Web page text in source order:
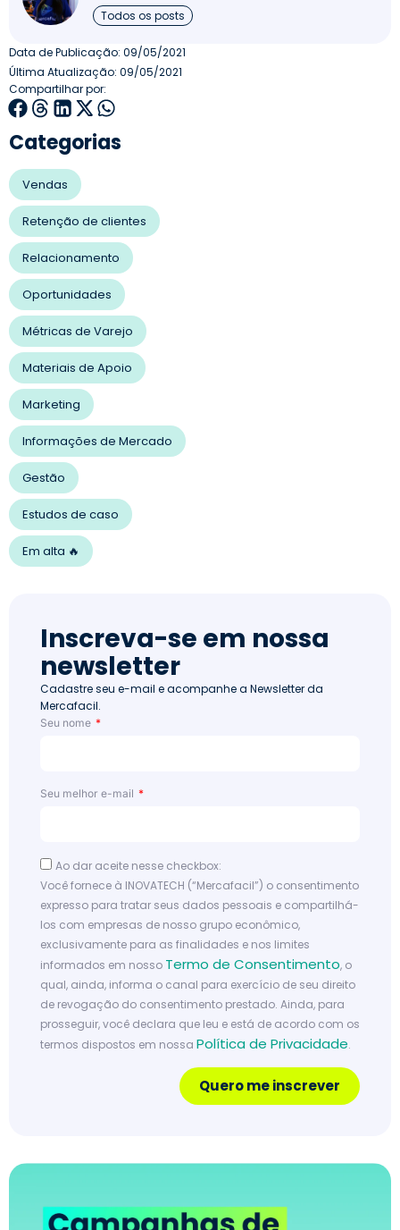
Todos os posts
Data de Publicação: 09/05/2021
Última Atualização: 09/05/2021
Compartilhar por:
Categorias
Vendas
Retenção de clientes
Relacionamento
Oportunidades
Métricas de Varejo
Materiais de Apoio
Marketing
Informações de Mercado
Gestão
Estudos de caso
Em alta 🔥
Inscreva-se em nossa
newsletter
Cadastre seu e-mail e acompanhe a Newsletter da
Mercafacil.
Seu nome
Seu melhor e-mail
Ao dar aceite nesse checkbox:
Você fornece à INOVATECH (“Mercafacil”) o consentimento
expresso para tratar seus dados pessoais e compartilhá-
los com empresas de nosso grupo econômico,
exclusivamente para as finalidades e nos limites
informados em nosso Termo de Consentimento, o
qual, ainda, informa o canal para exercício de seu direito
de revogação do consentimento prestado. Ainda, para
prosseguir, você declara que leu e está de acordo com os
termos dispostos em nossa Política de Privacidade.
Quero me inscrever